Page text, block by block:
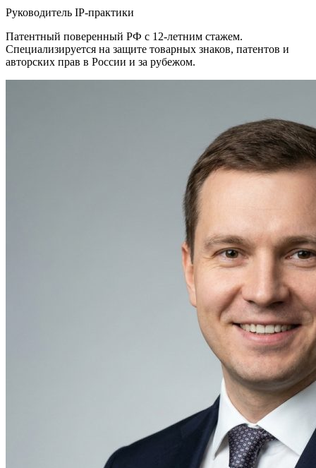
Руководитель IP-практики
Патентный поверенный РФ с 12-летним стажем.
Специализируется на защите товарных знаков, патентов и
авторских прав в России и за рубежом.